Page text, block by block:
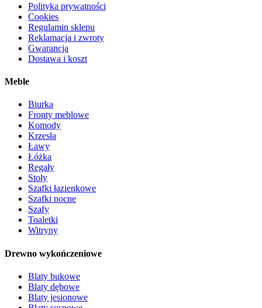
Polityka prywatności
Cookies
Regulamin sklepu
Reklamacja i zwroty
Gwarancja
Dostawa i koszt
Meble
Biurka
Fronty meblowe
Komody
Krzesła
Ławy
Łóżka
Regały
Stoły
Szafki łazienkowe
Szafki nocne
Szafy
Toaletki
Witryny
Drewno wykończeniowe
Blaty bukowe
Blaty dębowe
Blaty jesionowe